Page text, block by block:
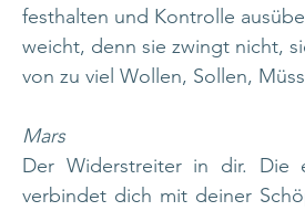
festhalten und Kontrolle
weicht, denn sie zwingt nicht,
von zu viel Wollen, Sollen,
Mars
Der Widerstreiter in dir. Die
verbindet dich mit deiner